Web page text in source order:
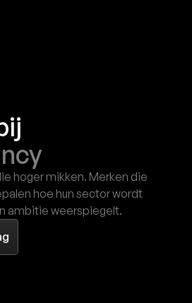
hoger mikken. Merken die
hoe hun sector wordt
ambitie weerspiegelt.